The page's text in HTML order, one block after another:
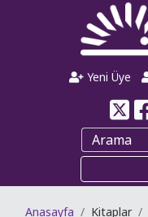
Yeni Üye
Anasayfa Kitaplar